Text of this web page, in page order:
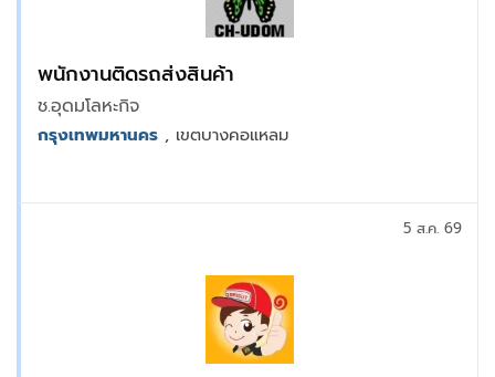
พนักงานติดรถส่งสินค้า
ช.อุดมโลหะกิจ
กรุงเทพมหานคร , เขตบางคอแหลม
5 ส.ค. 69